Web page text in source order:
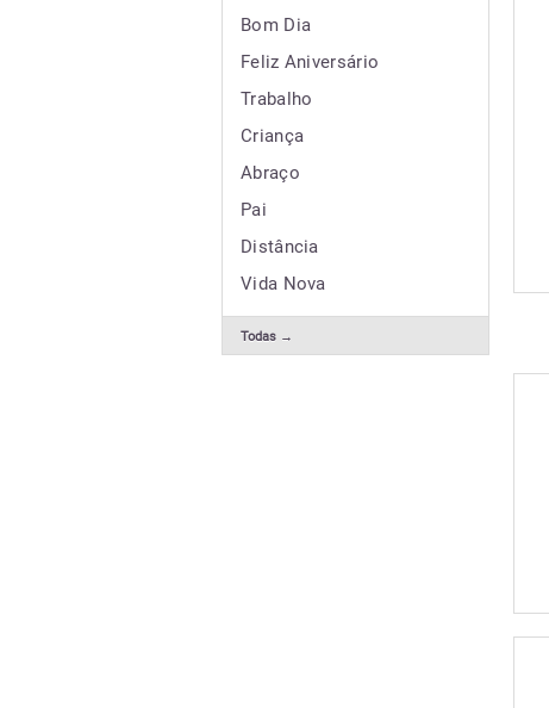
Bom Dia
Feliz Aniversário
Trabalho
Criança
Abraço
Pai
Distância
Vida Nova
Todas →